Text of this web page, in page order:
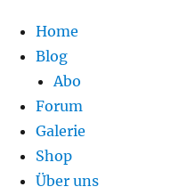
Home
Blog
Abo
Forum
Galerie
Shop
Über uns